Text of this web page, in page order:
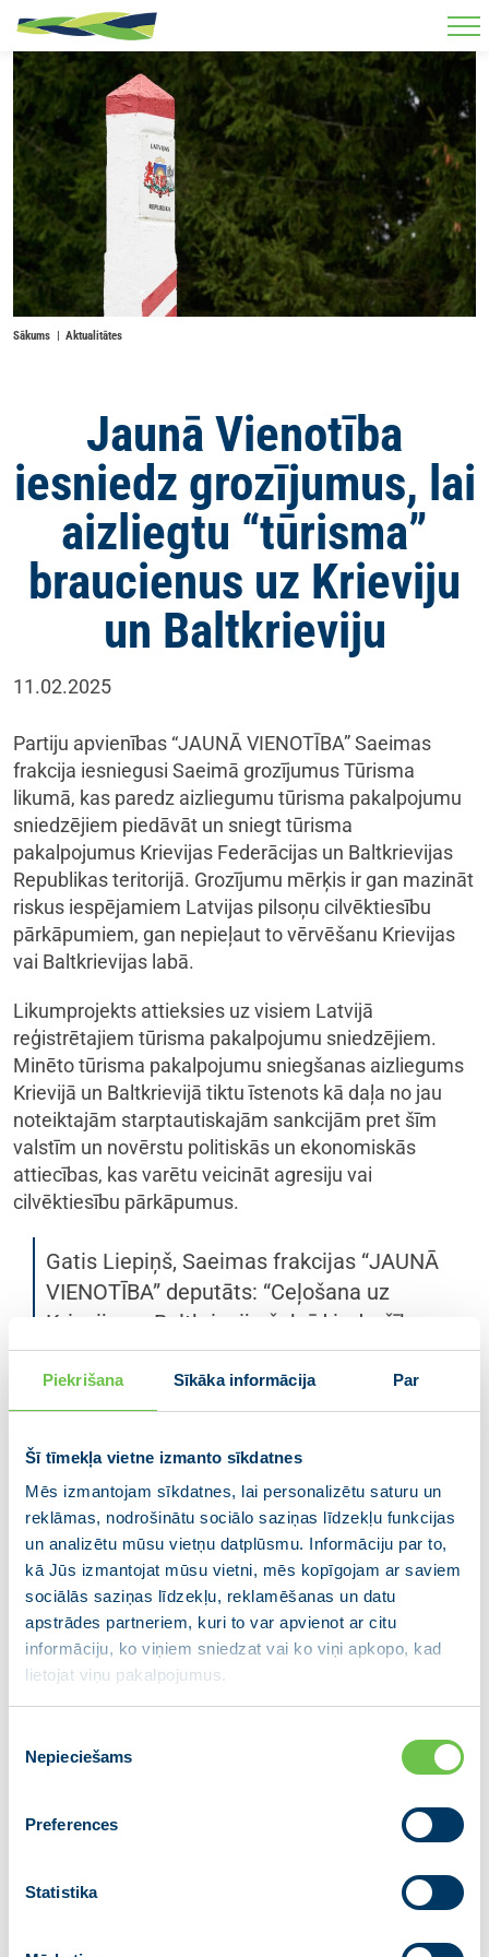
Piekrišana Sīkāka informācija Par
Šī tīmekļa vietne izmanto sīkdatnes
Mēs izmantojam sīkdatnes, lai personalizētu saturu un
reklāmas, nodrošinātu sociālo saziņas līdzekļu funkcijas
un analizētu mūsu vietņu datplūsmu. Informāciju par to,
kā Jūs izmantojat mūsu vietni, mēs kopīgojam ar saviem
sociālās saziņas līdzekļu, reklamēšanas un datu
apstrādes partneriem, kuri to var apvienot ar citu
informāciju, ko viņiem sniedzat vai ko viņi apkopo, kad
lietojat viņu pakalpojumus.
izvēle
Nepieciešams
Preferences
Statistika
Skip to main content
Sākums Aktualitātes
Jaunā Vienotība
iesniedz grozījumus, lai
aizliegtu “tūrisma”
braucienus uz Krieviju
un Baltkrieviju
11.02.2025
Partiju apvienības “JAUNĀ VIENOTĪBA” Saeimas
frakcija iesniegusi Saeimā grozījumus Tūrisma
likumā, kas paredz aizliegumu tūrisma pakalpojumu
sniedzējiem piedāvāt un sniegt tūrisma
pakalpojumus Krievijas Federācijas un Baltkrievijas
Republikas teritorijā. Grozījumu mērķis ir gan mazināt
riskus iespējamiem Latvijas pilsoņu cilvēktiesību
pārkāpumiem, gan nepieļaut to vērvēšanu Krievijas
vai Baltkrievijas labā.
Likumprojekts attieksies uz visiem Latvijā
reģistrētajiem tūrisma pakalpojumu sniedzējiem.
Minēto tūrisma pakalpojumu sniegšanas aizliegums
Krievijā un Baltkrievijā tiktu īstenots kā daļa no jau
noteiktajām starptautiskajām sankcijām pret šīm
valstīm un novērstu politiskās un ekonomiskās
attiecības, kas varētu veicināt agresiju vai
cilvēktiesību pārkāpumus.
Gatis Liepiņš, Saeimas frakcijas “JAUNĀ
VIENOTĪBA” deputāts: “Ceļošana uz
Krieviju un Baltkrieviju šobrīd ir drošības
jautājums, kas rada problēmas gan
pašiem tūristiem, gan mūsu dienestiem.
Mēs nevaram pieļaut, ka tūroperatori
joprojām organizē izklaides braucienus
un mūsu pilsoņi pilnos autobusos tiek
vesti uz valstīm, kas nekautrējas paust
vēlmi okupēt Latviju. Pagājušajā gadā
Krievijā un Baltkrievijā arestēti vairāk
nekā 30 Latvijas valstspiederīgie, taču
šajās valstīs mūsu institūciju iespēja
palīdzēt ir ļoti ierobežota. Tāpat
nevaram pieļaut iedzīvotāju vervēšanu.
ne tikai nodrošinātu savu iedzīvotāju
iespējamos apdraudējumus un
Valsts drošības dienesta ziņojumā par 2024. gadu ir